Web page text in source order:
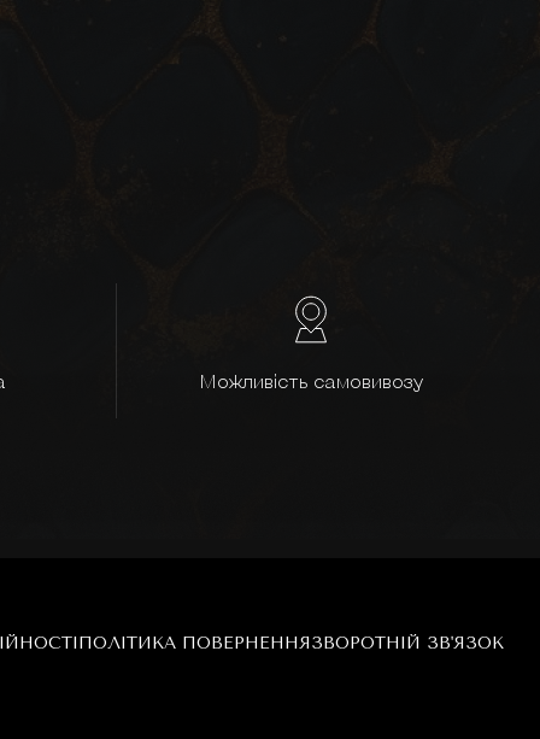
Можливість самовивозу
ПОЛІТИКА ПОВЕРНЕННЯЗВОРОТНІЙ ЗВ'ЯЗОК